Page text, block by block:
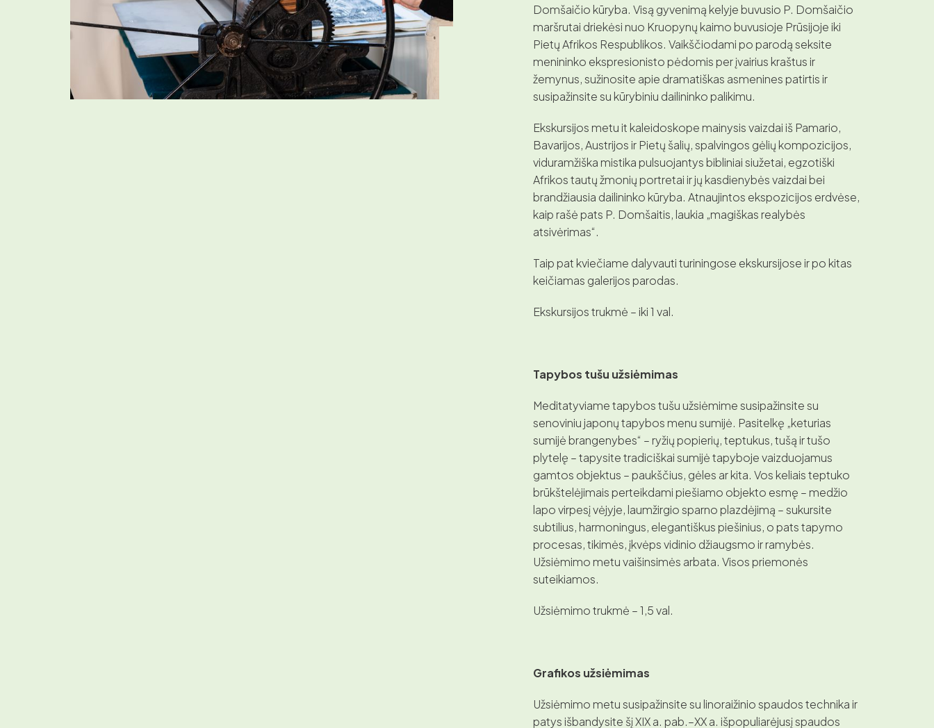
Domšaičio kūryba. Visą gyvenimą kelyje buvusio P. Domšaičio
maršrutai driekėsi nuo Kruopynų kaimo buvusioje Prūsijoje iki
Pietų Afrikos Respublikos. Vaikščiodami po parodą seksite
menininko ekspresionisto pėdomis per įvairius kraštus ir
žemynus, sužinosite apie dramatiškas asmenines patirtis ir
susipažinsite su kūrybiniu dailininko palikimu.
Ekskursijos metu it kaleidoskope mainysis vaizdai iš Pamario,
Bavarijos, Austrijos ir Pietų šalių, spalvingos gėlių kompozicijos,
viduramžiška mistika pulsuojantys bibliniai siužetai, egzotiški
Afrikos tautų žmonių portretai ir jų kasdienybės vaizdai bei
brandžiausia dailininko kūryba. Atnaujintos ekspozicijos erdvėse,
kaip rašė pats P. Domšaitis, laukia „magiškas realybės
atsivėrimas“.
Taip pat kviečiame dalyvauti turiningose ekskursijose ir po kitas
keičiamas galerijos parodas.
Ekskursijos trukmė – iki 1 val.
Tapybos tušu užsiėmimas
Meditatyviame tapybos tušu užsiėmime susipažinsite su
senoviniu japonų tapybos menu sumijė. Pasitelkę „keturias
sumijė brangenybes“ – ryžių popierių, teptukus, tušą ir tušo
plytelę – tapysite tradiciškai sumijė tapyboje vaizduojamus
gamtos objektus – paukščius, gėles ar kita. Vos keliais teptuko
brūkštelėjimais perteikdami piešiamo objekto esmę – medžio
lapo virpesį vėjyje, laumžirgio sparno plazdėjimą – sukursite
subtilius, harmoningus, elegantiškus piešinius, o pats tapymo
procesas, tikimės, įkvėps vidinio džiaugsmo ir ramybės.
Užsiėmimo metu vaišinsimės arbata. Visos priemonės
suteikiamos.
Užsiėmimo trukmė – 1,5 val.
Grafikos užsiėmimas
Užsiėmimo metu susipažinsite su linoraižinio spaudos technika ir
patys išbandysite šį XIX a. pab.–XX a. išpopuliarėjusį spaudos